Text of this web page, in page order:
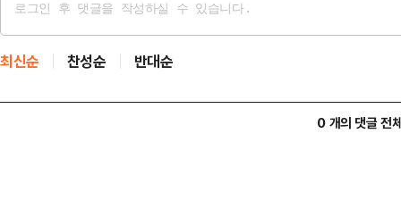
최신순 찬성순 반대순
0 개의 댓글 전